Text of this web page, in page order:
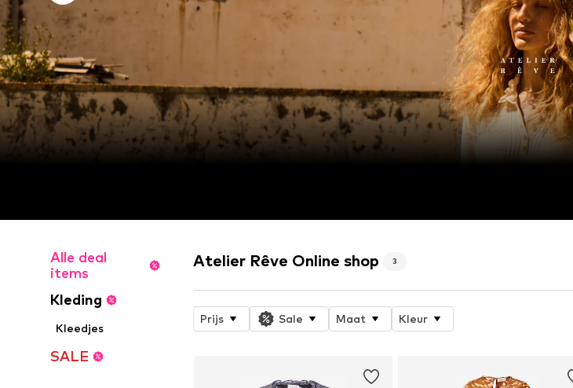
Alle deal
items
Kleding
Kleedjes
SALE
Atelier Rêve Online shop 3
Prijs Sale Maat Kleur